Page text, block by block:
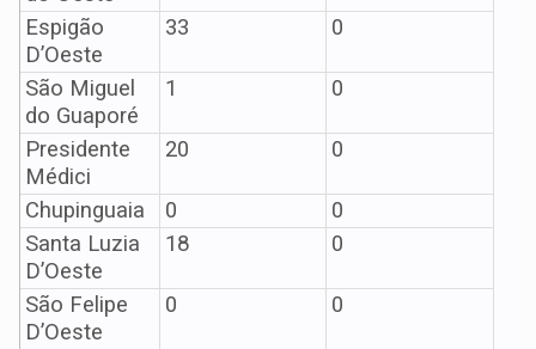
Espigão
D’Oeste
33 0
São Miguel
do Guaporé
1 0
Presidente
Médici
20 0
Chupinguaia 0
0
Santa Luzia
D’Oeste
18 0
São Felipe
D’Oeste
0 0